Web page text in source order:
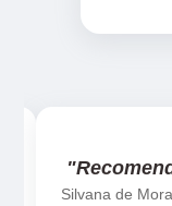
Silvana de